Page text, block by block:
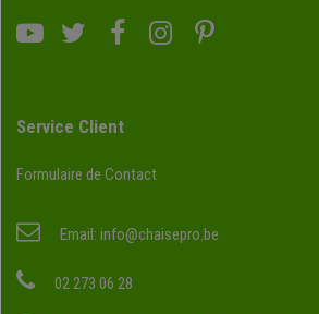
Service Client
Formulaire de Contact
Email: info@chaisepro.be
02 273 06 28